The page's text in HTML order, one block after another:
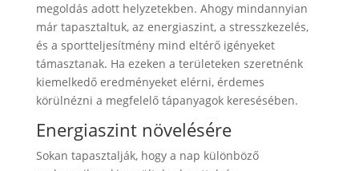
megoldás adott helyzetekben. Ahogy mindannyian
már tapasztaltuk, az energiaszint, a stresszkezelés,
és a sportteljesítmény mind eltérő igényeket
támasztanak. Ha ezeken a területeken szeretnénk
kiemelkedő eredményeket elérni, érdemes
körülnézni a megfelelő tápanyagok keresésében.
Energiaszint növelésére
Sokan tapasztalják, hogy a nap különböző